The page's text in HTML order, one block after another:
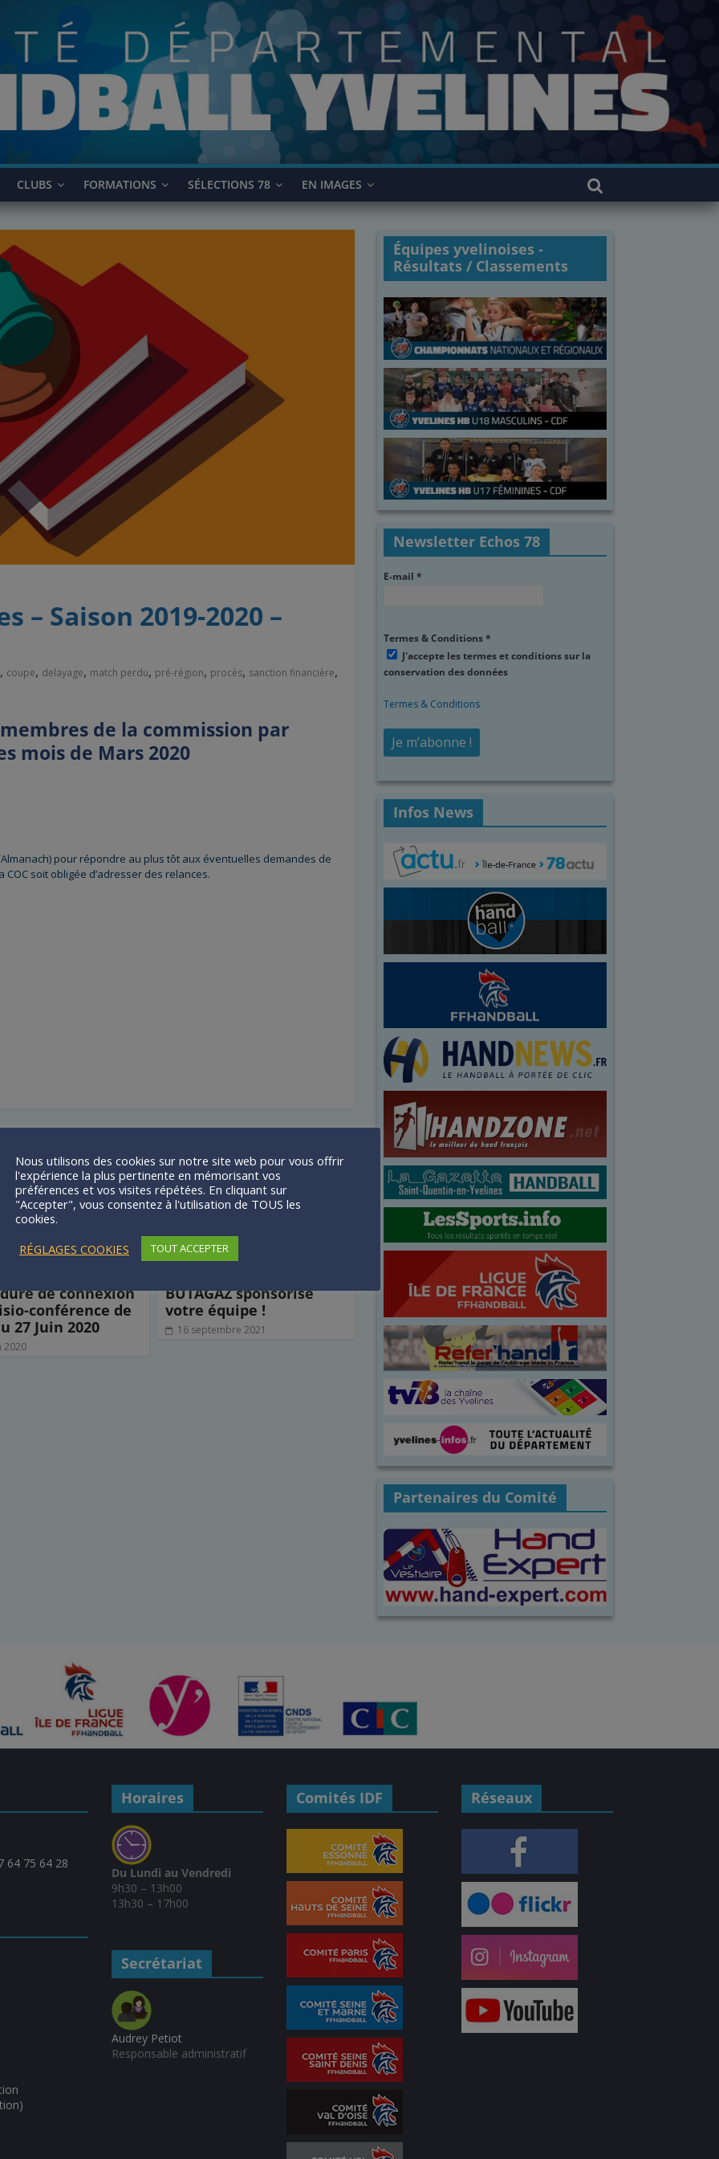
CLUBS FORMATIONS SÉLECTIONS 78 EN IMAGES
– Saison 2019-2020 –
, coupe, delayage, match perdu, pré-région, procès, sanction financière,
de la commission par
mois de Mars 2020
pour répondre au plus tôt aux éventuelles demandes de
soit obligée d’adresser des relances.
de connexion
conférence de
27 Juin 2020
2020
BUTAGAZ sponsorise
votre équipe !
16 septembre 2021
Équipes yvelinoises -
Résultats / Classements
Newsletter Echos 78
E-mail*
Termes & Conditions*
J'accepte les termes et conditions sur la
conservation des données
Termes & Conditions
Infos News
Partenaires du Comité
64 75 64 28
Horaires
Du Lundi au Vendredi
9h30 – 13h00
13h30 – 17h00
Secrétariat
Audrey Petiot
Responsable administratif
Comités IDF Réseaux
Nous utilisons des cookies sur notre site web pour vous offrir
l'expérience la plus pertinente en mémorisant vos
préférences et vos visites répétées. En cliquant sur
"Accepter", vous consentez à l'utilisation de TOUS les
cookies.
RÉGLAGES COOKIES
TOUT ACCEPTER